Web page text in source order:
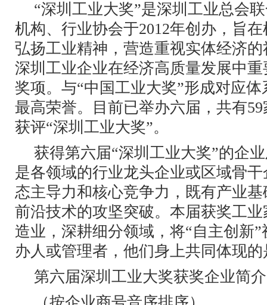
“深圳工业大奖”是深圳工业总会
机构、行业协会于2012年创办，旨
弘扬工业精神，营造重视实体经济
深圳工业企业在经济高质量发展中
奖项。与“中国工业大奖”形成对应
最高荣誉。目前已举办六届，共有
获评“深圳工业大奖”。
获得第六届“深圳工业大奖”的企
是各领域的行业龙头企业或区域骨
态主导力和核心竞争力，既有产业
前沿技术的攻坚突破。本届获奖工
造业，深耕细分领域，将“自主创新
办人或管理者，他们身上共同体现
第六届深圳工业大奖获奖企业简介